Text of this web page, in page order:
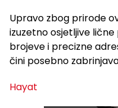
Upravo zbog prirode
izuzetno osjetljive
brojeve i precizne
čini posebno
Hayat